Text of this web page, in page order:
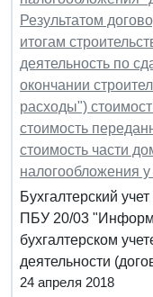
Результатом
итогам
деятельность по
окончании
расходы")
стоимость
стоимость части
налогообложения
Бухгалтерский
ПБУ 20/03
бухгалтерском
деятельности
24 апреля 2018